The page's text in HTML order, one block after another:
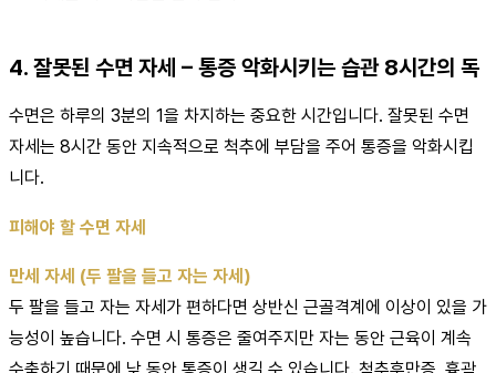
4. 잘못된 수면 자세 – 통증 악화시키는 습관 8시간의 독
수면은 하루의 3분의 1을 차지하는 중요한 시간입니다. 잘못된 수면
자세는 8시간 동안 지속적으로 척추에 부담을 주어 통증을 악화시킵
니다.
피해야 할 수면 자세
만세 자세 (두 팔을 들고 자는 자세)
두 팔을 들고 자는 자세가 편하다면 상반신 근골격계에 이상이 있을 가
능성이 높습니다. 수면 시 통증은 줄여주지만 자는 동안 근육이 계속